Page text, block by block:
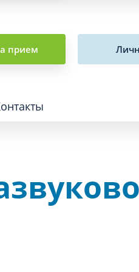
прием
Сосудистая